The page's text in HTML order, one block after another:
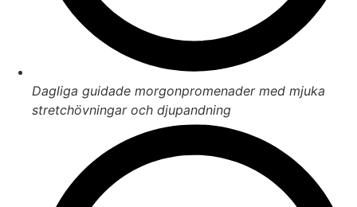
Dagliga guidade morgonpromenader med mjuka
stretchövningar och djupandning